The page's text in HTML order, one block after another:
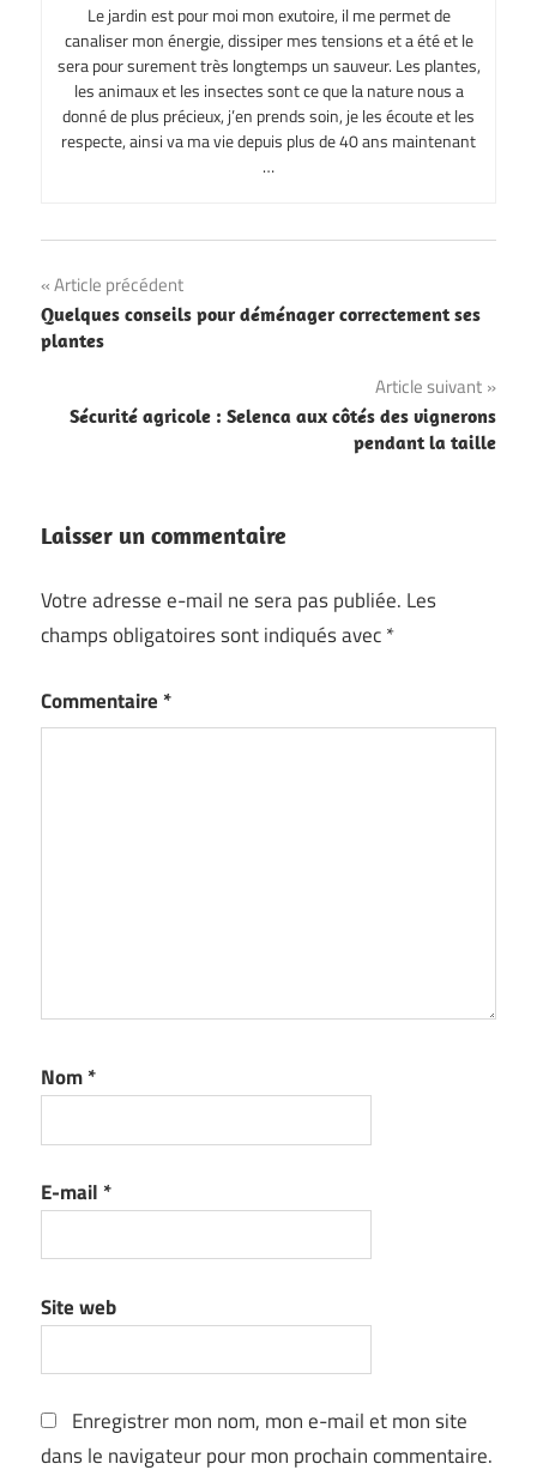
Le jardin est pour moi mon exutoire, il me permet de
canaliser mon énergie, dissiper mes tensions et a été et le
sera pour surement très longtemps un sauveur. Les plantes,
les animaux et les insectes sont ce que la nature nous a
donné de plus précieux, j’en prends soin, je les écoute et les
respecte, ainsi va ma vie depuis plus de 40 ans maintenant
…
Navigation
de
Article précédent
Quelques conseils pour déménager correctement ses
plantes
Article suivant
Sécurité agricole : Selenca aux côtés des vignerons
pendant la taille
Laisser un commentaire
Votre adresse e-mail ne sera pas publiée. Les
champs obligatoires sont indiqués avec*
Commentaire *
Nom*
E-mail *
Site web
Enregistrer mon nom, mon e-mail et mon site
dans le navigateur pour mon prochain commentaire.